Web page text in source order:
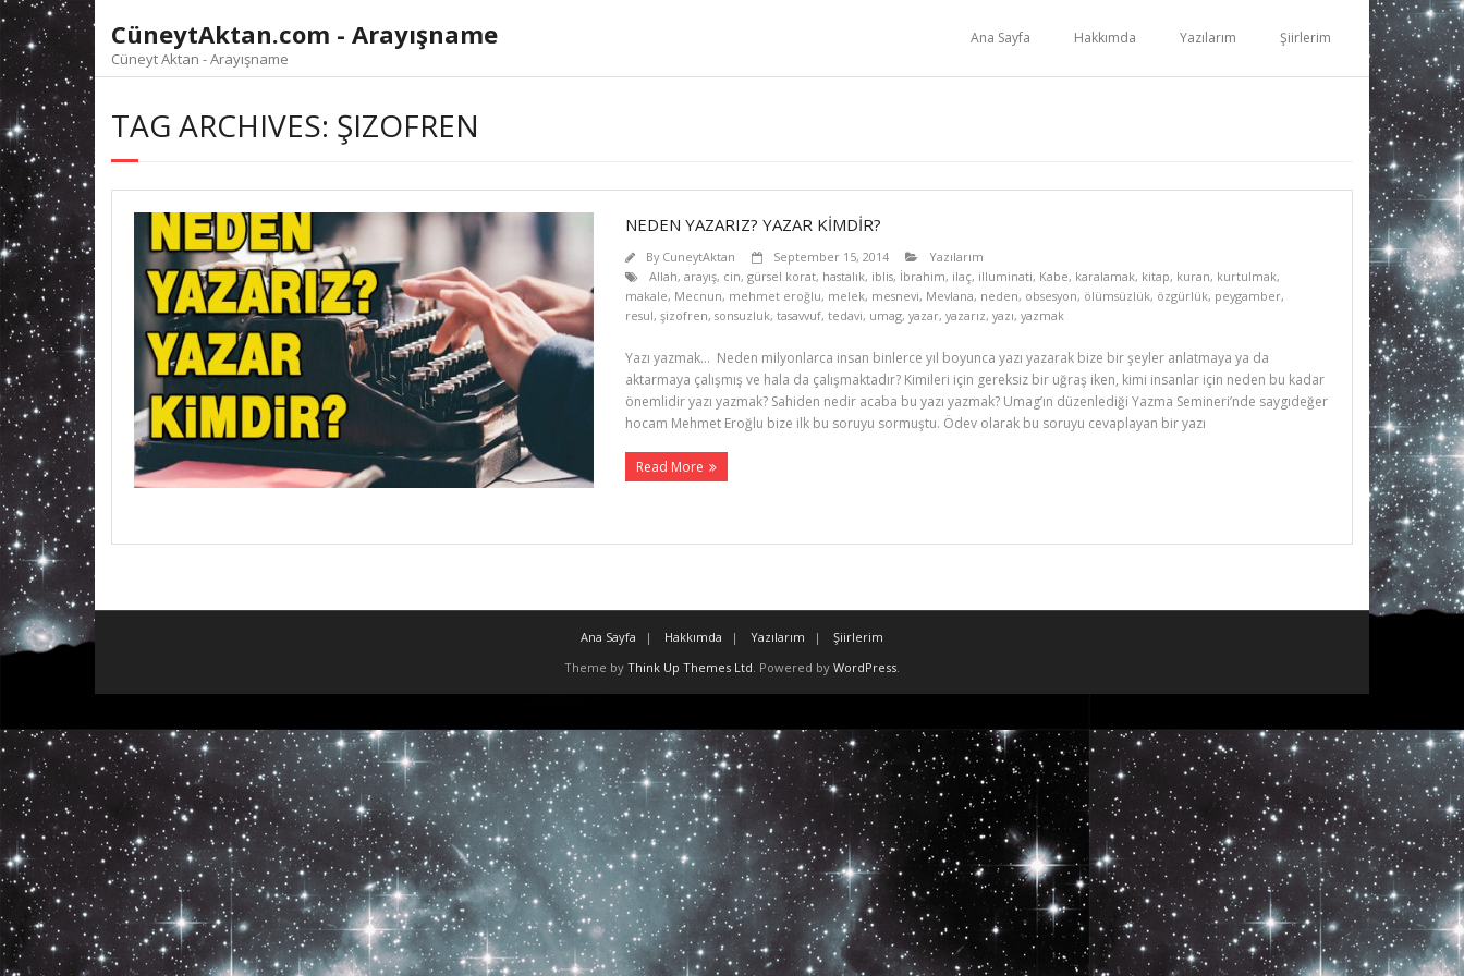
to
content
CüneytAktan.com - Arayışname
Cüneyt Aktan - Arayışname
Ana Sayfa Hakkımda Yazılarım Şiirlerim
TAG ARCHIVES: ŞIZOFREN
NEDEN YAZARIZ? YAZAR KİMDİR?
By CuneytAktan September 15, 2014
Yazılarım
Allah, arayış, cin, gürsel korat, hastalık, iblis, İbrahim, ilaç, illuminati, Kabe, karalamak, kitap, kuran, kurtulmak,
makale, Mecnun, mehmet eroğlu, melek, mesnevi, Mevlana, neden, obsesyon, ölümsüzlük, özgürlük, peygamber,
resul, şizofren, sonsuzluk, tasavvuf, tedavi, umag, yazar, yazarız, yazı, yazmak
Yazı yazmak… Neden milyonlarca insan binlerce yıl boyunca yazı yazarak bize bir şeyler anlatmaya ya da
aktarmaya çalışmış ve hala da çalışmaktadır? Kimileri için gereksiz bir uğraş iken, kimi insanlar için neden bu kadar
önemlidir yazı yazmak? Sahiden nedir acaba bu yazı yazmak? Umag’ın düzenlediği Yazma Semineri’nde saygıdeğer
hocam Mehmet Eroğlu bize ilk bu soruyu sormuştu. Ödev olarak bu soruyu cevaplayan bir yazı
Read More
Ana Sayfa Hakkımda Yazılarım
Şiirlerim
Theme by Think Up Themes Ltd. Powered by WordPress.